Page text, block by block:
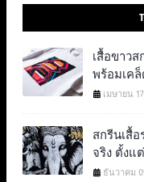
เสื้อขาวส
พร้อมเค
เมษายน
สกรีนเสื้
จริง ตั้งแ
ธันวาคม